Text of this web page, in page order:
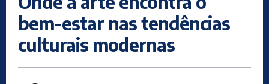
bem-estar nas tendências
culturais modernas